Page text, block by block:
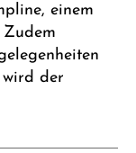
einem
Zudem
der